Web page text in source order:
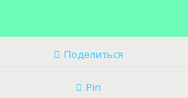
Поделиться
Pin